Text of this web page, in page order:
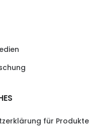
für Produkte